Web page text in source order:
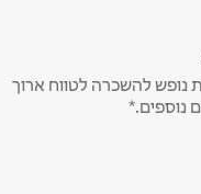
נופש להשכרה לטווח ארוך
נוספים.*